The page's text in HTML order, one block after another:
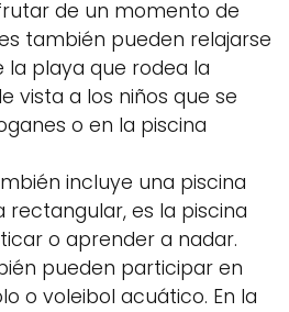
de un momento de
también pueden relajarse
playa que rodea la
vista a los niños que se
o en la piscina
incluye una piscina
es la piscina
o aprender a nadar.
pueden participar en
o voleibol acuático. En la